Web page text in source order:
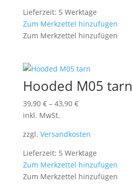
Lieferzeit: 5 Werktage
Zum Merkzettel hinzufügen
Zum Merkzettel hinzufügen
Hooded M05 tarn
39,90 €– 43,90 €
inkl. MwSt.
zzgl. Versandkosten
Lieferzeit: 5 Werktage
Zum Merkzettel hinzufügen
Zum Merkzettel hinzufügen